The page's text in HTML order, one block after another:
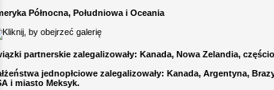
Północna, Południowa i Oceania
partnerskie zalegalizowały: Kanada, Nowa Zelandia,
jednopłciowe zalegalizowały: Kanada, Argentyna,
i miasto Meksyk.